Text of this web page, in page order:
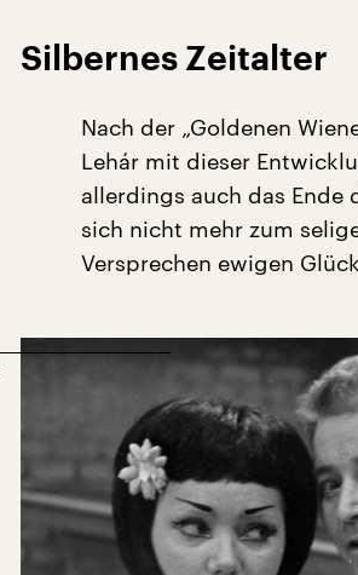
Silbernes Zeitalter
Nach der „Goldenen
Lehár mit dieser
allerdings auch das Ende
sich nicht mehr zum
Versprechen ewigen